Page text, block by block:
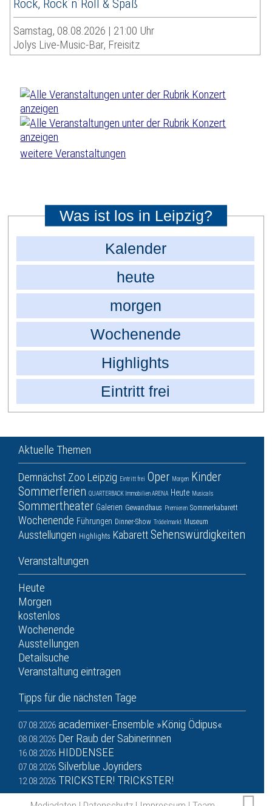
Rock, Rock´n´Roll & Spaß
Samstag, 08.08.2026 | 21:00 Uhr
Jolys Live-Music-Bar, Freisitz
weitere Veranstaltungen
Was ist los in Leipzig?
Kalender
heute
morgen
Wochenende
Highlights
Eintritt frei
Aktuelle Themen
Demnächst Zoo Leipzig Eintritt frei Oper Morgen Kinder
Sommerferien QUARTERBACK Immobilien ARENA Heute Musicals
Sommertheater Galerien Gewandhaus Premieren Sommerkabarett
Wochenende Führungen Dinner-Show Trödelmarkt Museum
Ausstellungen Highlights KabarettSehenswürdigkeiten
Veranstaltungen
Heute
Morgen
kostenlos
Wochenende
Ausstellungen
Detailsuche
Veranstaltung eintragen
Tipps für die nächsten Tage
07.08.2026 academixer-Ensemble »König Ödipus«
08.08.2026 Der Raub der Sabinerinnen
16.08.2026 HIDDENSEE
07.08.2026 Silverblue Joyriders
12.08.2026 TRICKSTER! TRICKSTER!